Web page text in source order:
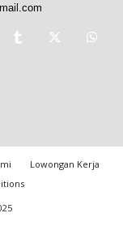
Lowongan Kerja